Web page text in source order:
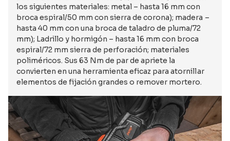
los siguientes materiales: metal – hasta 16 mm con
broca espiral/50 mm con sierra de corona); madera –
hasta 40 mm con una broca de taladro de pluma/72
mm); Ladrillo y hormigón – hasta 16 mm con broca
espiral/72 mm sierra de perforación; materiales
poliméricos. Sus 63 Nm de par de apriete la
convierten en una herramienta eficaz para atornillar
elementos de fijación grandes o remover mortero.